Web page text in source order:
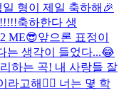
형이 제일 축하해🎉
축하한다 생
ME😎앞으론 표정이
는 생각이 들었다...😂
하는 곡! 내 사랑들 잘
라고해🙋‍♂️ 너는 몇 학